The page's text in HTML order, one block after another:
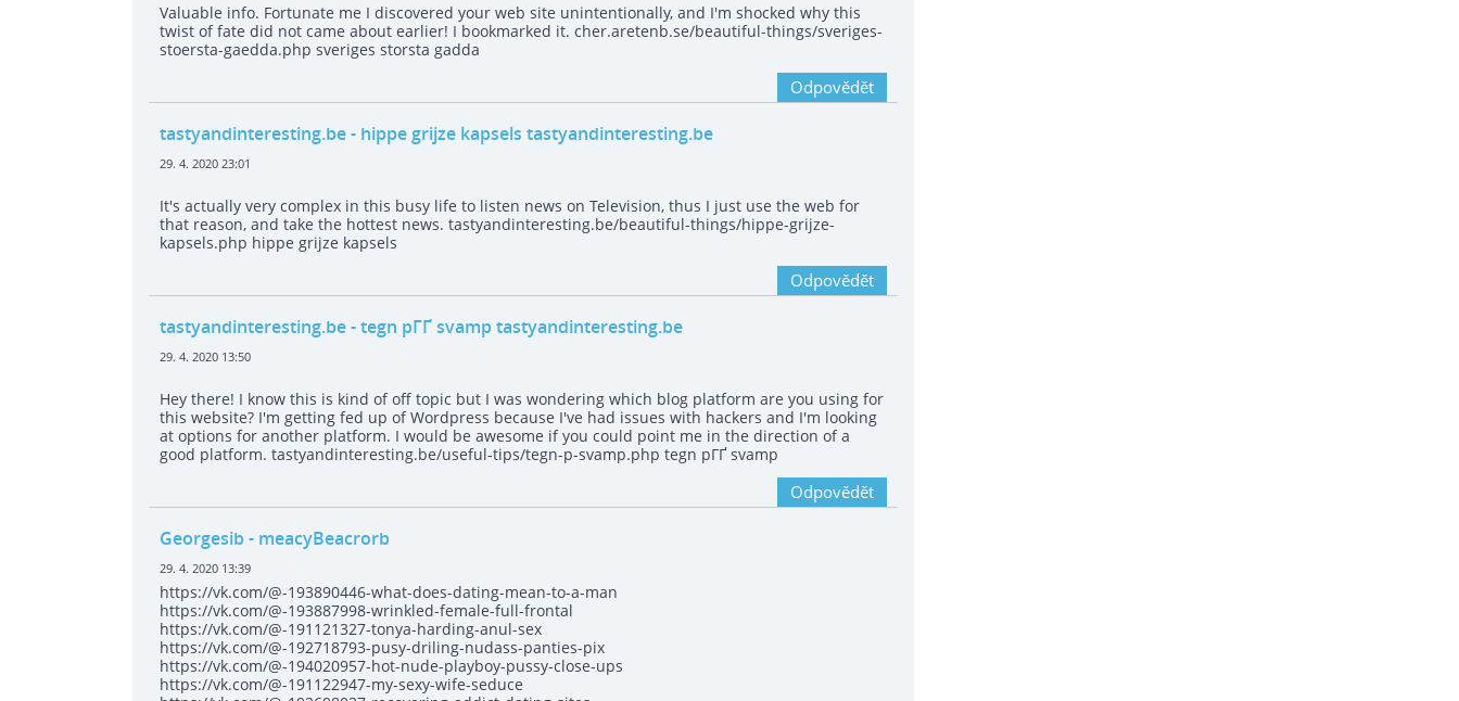
Valuable info. Fortunate me I discovered your web site unintentionally, and I'm shocked why this
twist of fate did not came about earlier! I bookmarked it. cher.aretenb.se/beautiful-things/sveriges-
stoersta-gaedda.php sveriges storsta gadda
Odpovědět
tastyandinteresting.be- hippe grijze kapsels tastyandinteresting.be
29. 4. 2020 23:01
It's actually very complex in this busy life to listen news on Television, thus I just use the web for
that reason, and take the hottest news. tastyandinteresting.be/beautiful-things/hippe-grijze-
kapsels.php hippe grijze kapsels
Odpovědět
tastyandinteresting.be- tegn pГҐ svamp tastyandinteresting.be
29. 4. 2020 13:50
Hey there! I know this is kind of off topic but I was wondering which blog platform are you using for
this website? I'm getting fed up of Wordpress because I've had issues with hackers and I'm looking
at options for another platform. I would be awesome if you could point me in the direction of a
good platform. tastyandinteresting.be/useful-tips/tegn-p-svamp.php tegn pГҐ svamp
Odpovědět
Georgesib - meacyBeacrorb
29. 4. 2020 13:39
https://vk.com/@-193890446-what-does-dating-mean-to-a-man
https://vk.com/@-193887998-wrinkled-female-full-frontal
https://vk.com/@-191121327-tonya-harding-anul-sex
https://vk.com/@-192718793-pusy-driling-nudass-panties-pix
https://vk.com/@-194020957-hot-nude-playboy-pussy-close-ups
https://vk.com/@-191122947-my-sexy-wife-seduce